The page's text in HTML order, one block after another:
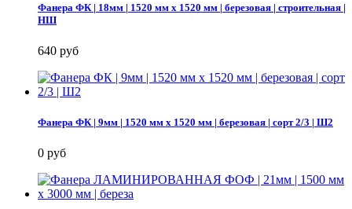
Фанера ФК | 18мм | 1520 мм х 1520 мм | березовая | строительная |
НШ
640 руб
Фанера ФК | 9мм | 1520 мм х 1520 мм | березовая | сорт 2/3 | Ш2
0 руб